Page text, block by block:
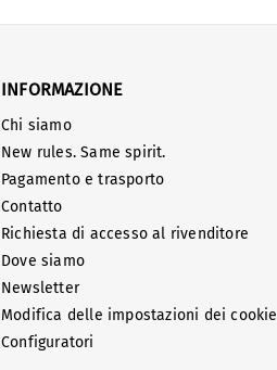
INFORMAZIONE
Chi siamo
New rules. Same spirit.
Pagamento e trasporto
Contatto
Richiesta di accesso al rivenditore
Dove siamo
Newsletter
Modifica delle impostazioni dei cookie
Configuratori